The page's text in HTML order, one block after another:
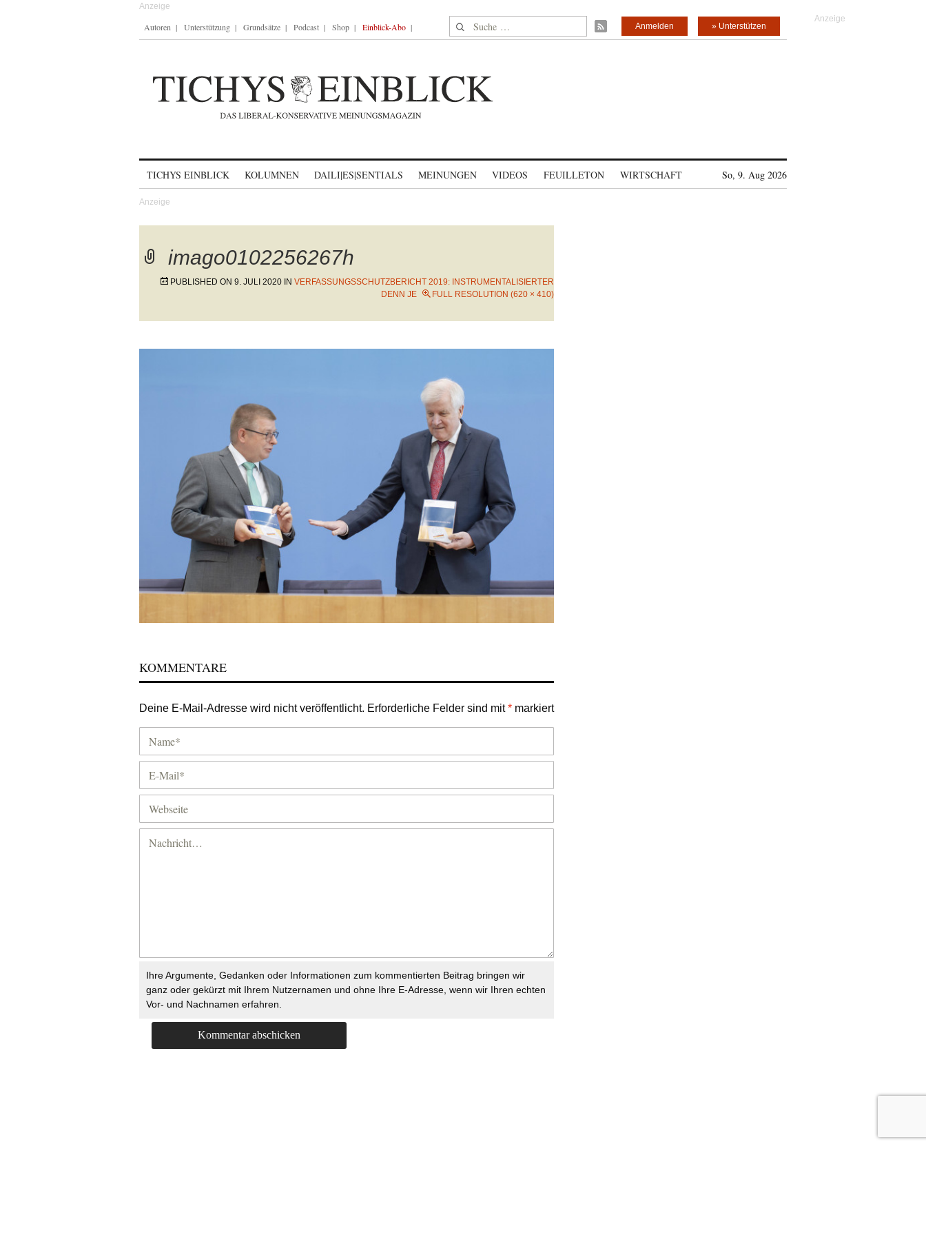
Autoren Unterstützung Grundsätze Podcast Shop Einblick-Abo Suche nach: » Unterstützen
Anmelden
TICHYS EINBLICK KOLUMNEN DAILI|ES|SENTIALS MEINUNGEN VIDEOS FEUILLETON WIRTSCHAFT So, 9. Aug 2026
imago0102256267h
PUBLISHED ON 9. JULI 2020 IN VERFASSUNGSSCHUTZBERICHT 2019: INSTRUMENTALISIERTER
DENN JE
FULL RESOLUTION (620 × 410)
KOMMENTARE
Deine E-Mail-Adresse wird nicht veröffentlicht. Erforderliche Felder sind mit* markiert
Ihre Argumente, Gedanken oder Informationen zum kommentierten Beitrag bringen wir
ganz oder gekürzt mit Ihrem Nutzernamen und ohne Ihre E-Adresse, wenn wir Ihren echten
Vor- und Nachnamen erfahren.